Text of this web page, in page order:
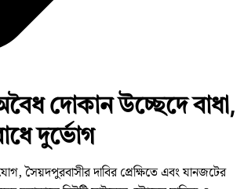
দোকান উচ্ছেদে বাধা,
দুর্ভোগ
সৈয়দপুরবাসীর দাবির প্রেক্ষিতে এবং যানজটের